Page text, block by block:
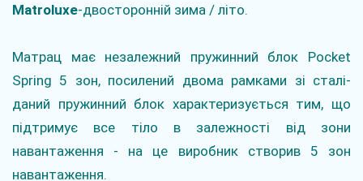
Matroluxe-двосторонній зима / літо.
Матрац має незалежний пружинний блок Pocket
Spring 5 зон, посилений двома рамками зі сталі-
даний пружинний блок характеризується тим, що
підтримує все тіло в залежності від зони
навантаження - на це виробник створив 5 зон
навантаження.